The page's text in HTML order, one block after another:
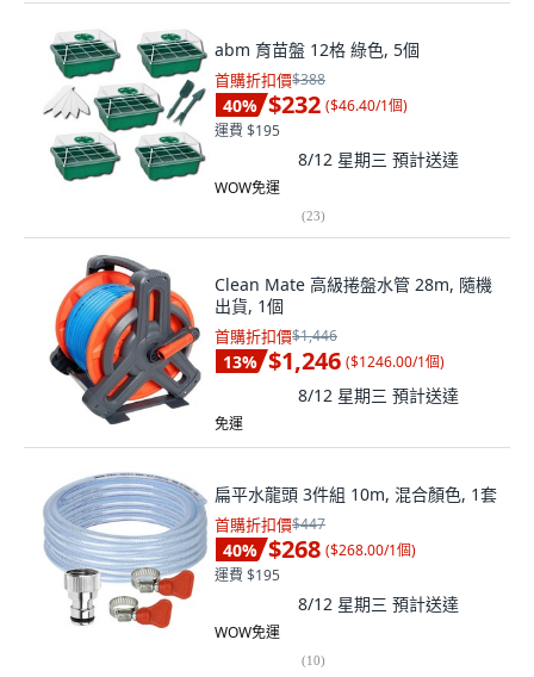
abm 育苗盤 12格 綠色, 5個
首購折扣價$388
40% $232 ($46.40/1個)
運費 $195
8/12 星期三 預計送達
WOW免運
(23)
Clean Mate 高級捲盤水管 28m, 隨機
出貨, 1個
首購折扣價$1,446
13% $1,246 ($1246.00/1個)
8/12 星期三 預計送達
免運
扁平水龍頭 3件組 10m, 混合顏色, 1套
首購折扣價$447
40% $268 ($268.00/1個)
運費 $195
8/12 星期三 預計送達
WOW免運
(10)